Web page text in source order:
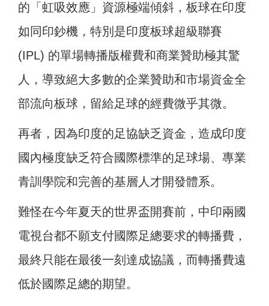
的「虹吸效應」資源極端傾斜，板球在印度
如同印鈔機，特別是印度板球超級聯賽
(IPL) 的單場轉播版權費和商業贊助極其驚
人，導致絕大多數的企業贊助和市場資金全
部流向板球，留給足球的經費微乎其微。
再者，因為印度的足協缺乏資金，造成印度
國內極度缺乏符合國際標準的足球場、專業
青訓學院和完善的基層人才開發體系。
難怪在今年夏天的世界盃開賽前，中印兩國
電視台都不願支付國際足總要求的轉播費，
最終只能在最後一刻達成協議，而轉播費遠
低於國際足總的期望。